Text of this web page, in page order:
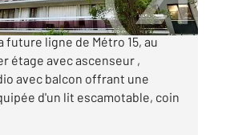
mètres de la gare RER Arcueil-
future ligne de Métro 15, au
étage avec ascenseur ,
avec balcon offrant une
d'un lit escamotable, coin